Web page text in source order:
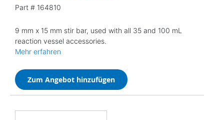
Part # 164810
9 mm x 15 mm stir bar, used with all 35 and 100 mL
reaction vessel accessories.
Mehr erfahren
Zum Angebot hinzufügen